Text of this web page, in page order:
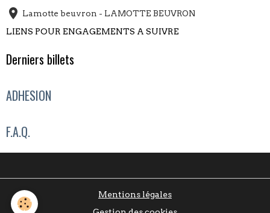
Lamotte beuvron - LAMOTTE BEUVRON
LIENS POUR ENGAGEMENTS A SUIVRE
Derniers billets
ADHESION
F.A.Q.
Mentions légales